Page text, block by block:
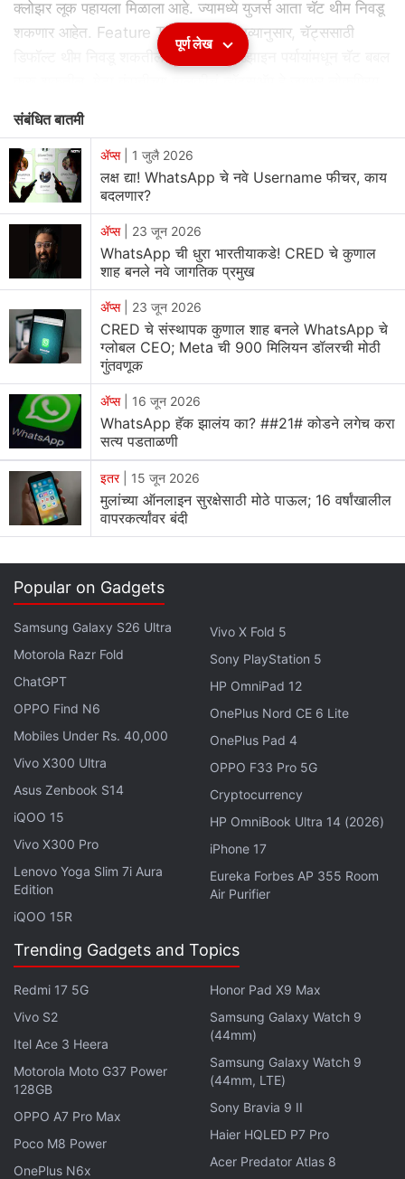
क्लोझर लूक पहायला मिळाला आहे. ज्यामध्ये युजर्स आता चॅट थीम निवडू
शकणार आहेत. Feature Tracker च्या दाव्यानुसार, चॅट्ससाठी
डिफॉल्ट थीम निवडू शकतील आणि अनेक डिझाइन पर्यायांमधून चॅट बबल
अनुभव आणि त्याचा वापर सुकर करून देण्यासाठी अपडेट्स केले जातात.
आता हा नवा बदल युजर्सना नव्या युजर इंटरफेस मधून डिझाईन्सचे
अधिक पर्याय देणार आहे. दरम्यान आता स्टेटस मध्ये mention चा
पर्याय देखील युजर्सला मिळू शकतो अशी देखील चर्चा आहे.
WhatsApp वर अधिक थिम्सचा पर्याय येणार
WhatsApp
च्या फीचर ट्रॅकर WABetaInfo च्या माहितीनुसार,
आता युजर्सला विविध डिझाईन स्टाईल मधून त्यांच्या आवडीचा पर्याय
निवडता येणार आहे. व्हॉट्सअ‍ॅपच्या नव्या व्हर्जन मध्ये हा पर्याय दिसू
शकतो. WhatsApp beta for Android version 2.24.20.12
मध्ये हा पर्याय दिसला.
कसे असणार नवे फीचर
व्हॉट्सॲपने नेहमी युजर्सना त्यांची चॅट बॅकग्राउंड बदलण्याचा पर्याय दिला
आहे पण टेक्स्ट बबलचे रंग सारखेच राहिले जे इंस्टाग्राम आणि
मेसेंजरसारख्या इतर मेटा ॲप्सच्या बाबतीत घडले नाही. पण आता नव्या
अपडेट मध्ये चॅट बबल आणि व्हॉलपेपर हा नव्या निवडलेल्या थीम नुसार
रंग निवडण्याचा पर्याय निवडू शकतात, ज्यामुळे त्यांना कस्टमायझेशन
अधिक चांगले करता येईल.
Android मध्ये त्यासाठी व्हॉट्सअ‍ॅप च्या सेटिंग मध्ये वेगवेगळ्या थीम
मधून तुमच्या आवडीची थीम निवडण्याचा पर्याय असेल. ती डिफॉल्ट
म्हणूनही निवडता येईल. तसेच मॅन्युअली विशिष्ट चॅट साठी देखील ठेवता
येणार आहे. रिपोर्ट्सनुसार, भविष्यात विशिष्ट चॅटसाठी मॅन्युअल ओव्हरराइड
पर्याय देखील असेल जेथे युजर्सना विशिष्ट चॅट बबल आणि वॉलपेपरसाठी
नवीन रंग निवडण्याचा एक पर्याय दिला जाईल.
डिफॉल्ट थीम निवडण्याचा पर्याय पहिल्यांदा फीचर ट्रॅकर कडून
for Android 2.24.17.19.कडून पहिल्यांदा
स्पॉट करण्यात आले होते.
WABetaInfo च्या माहितीनुसार, डिफॉल्ट थीम निवडण्याचा हा पर्याय
अजूनही विकसित होत आहे. अद्याप तो बीटा टेस्टरवरही आलेला नाही.
सध्या मेसेजिंग अ‍ॅप व्हॉट्सअ‍ॅप कडून विविध नव्या फीचर्सचा विचार केला
जात आहे. त्याची टेस्टिंग होत असते. पण सारेच अपडेट्स प्रत्यक्षात
येतातच असेही नाही. आता या फीचर द्वारा युजर्सना त्यांच्या व्हिज्युअल
इंटरफेसवर अधिक कंट्रोल देऊन, त्यांना चॅट बबलसाठी त्यांचा आवडता
रंग निवडण्याची परवानगी देऊन मेसेजिंग अ‍ॅपवरचा त्यांचा अनुभव अधिक
सुधारण्याचा WhatsAppचा हेतू आहे.
पूर्ण लेख
संबंधित बातमी
ॲप्स| 1 जुलै 2026
लक्ष द्या! WhatsApp चे नवे Username फीचर, काय
बदलणार?
ॲप्स| 23 जून 2026
WhatsApp ची धुरा भारतीयाकडे! CRED चे कुणाल
शाह बनले नवे जागतिक प्रमुख
ॲप्स| 23 जून 2026
CRED चे संस्थापक कुणाल शाह बनले WhatsApp चे
ग्लोबल CEO; Meta ची 900 मिलियन डॉलरची मोठी
गुंतवणूक
ॲप्स| 16 जून 2026
WhatsApp हॅक झालंय का? ##21# कोडने लगेच करा
सत्य पडताळणी
इतर| 15 जून 2026
मुलांच्या ऑनलाइन सुरक्षेसाठी मोठे पाऊल; 16 वर्षांखालील
वापरकर्त्यांवर बंदी
Popular on Gadgets
Samsung Galaxy S26 Ultra
Motorola Razr Fold
ChatGPT
OPPO Find N6
Mobiles Under Rs. 40,000
Vivo X300 Ultra
Asus Zenbook S14
iQOO 15
Vivo X300 Pro
Lenovo Yoga Slim 7i Aura
Edition
iQOO 15R
Vivo X Fold 5
Sony PlayStation 5
HP OmniPad 12
OnePlus Nord CE 6 Lite
OnePlus Pad 4
OPPO F33 Pro 5G
Cryptocurrency
HP OmniBook Ultra 14 (2026)
iPhone 17
Eureka Forbes AP 355 Room
Air Purifier
Trending Gadgets and Topics
Redmi 17 5G
Vivo S2
Itel Ace 3 Heera
Motorola Moto G37 Power
128GB
OPPO A7 Pro Max
Poco M8 Power
OnePlus N6x
Honor Pad X9 Max
Samsung Galaxy Watch 9
(44mm)
Samsung Galaxy Watch 9
(44mm, LTE)
Sony Bravia 9 II
Haier HQLED P7 Pro
Acer Predator Atlas 8